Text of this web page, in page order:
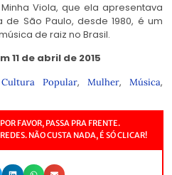
Viola, que ela apresentava
São Paulo, desde 1980, é um
de raiz no Brasil.
11 de abril de 2015
Cultura Popular,Mulher,Música,
FAVOR, PASSA PRA FRENTE.
NÃO CUSTA NADA, É SÓ CLICAR!